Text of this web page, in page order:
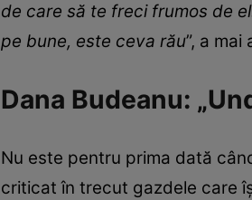
de care să te freci frumos de
pe bune, este ceva rău”, a mai
Dana Budeanu:
Nu este pentru prima dată
criticat în trecut gazdele care